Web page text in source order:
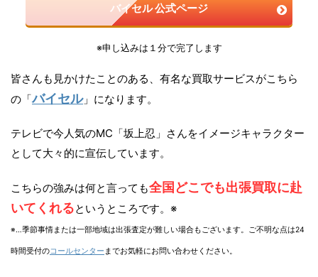
バイセル 公式ページ
※申し込みは１分で完了します
皆さんも見かけたことのある、有名な買取サービスがこちら
の「バイセル」になります。
テレビで今人気のMC「坂上忍」さんをイメージキャラクター
として大々的に宣伝しています。
こちらの強みは何と言っても全国どこでも出張買取に赴
いてくれるというところです。※
※…季節事情または一部地域は出張査定が難しい場合もございます。ご不明な点は24
時間受付のコールセンター までお気軽にお問い合わせください。